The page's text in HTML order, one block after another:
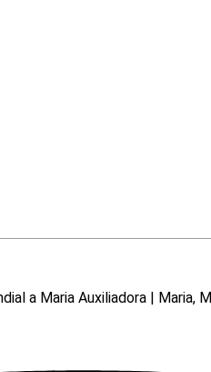
a Maria Auxiliadora | Maria,